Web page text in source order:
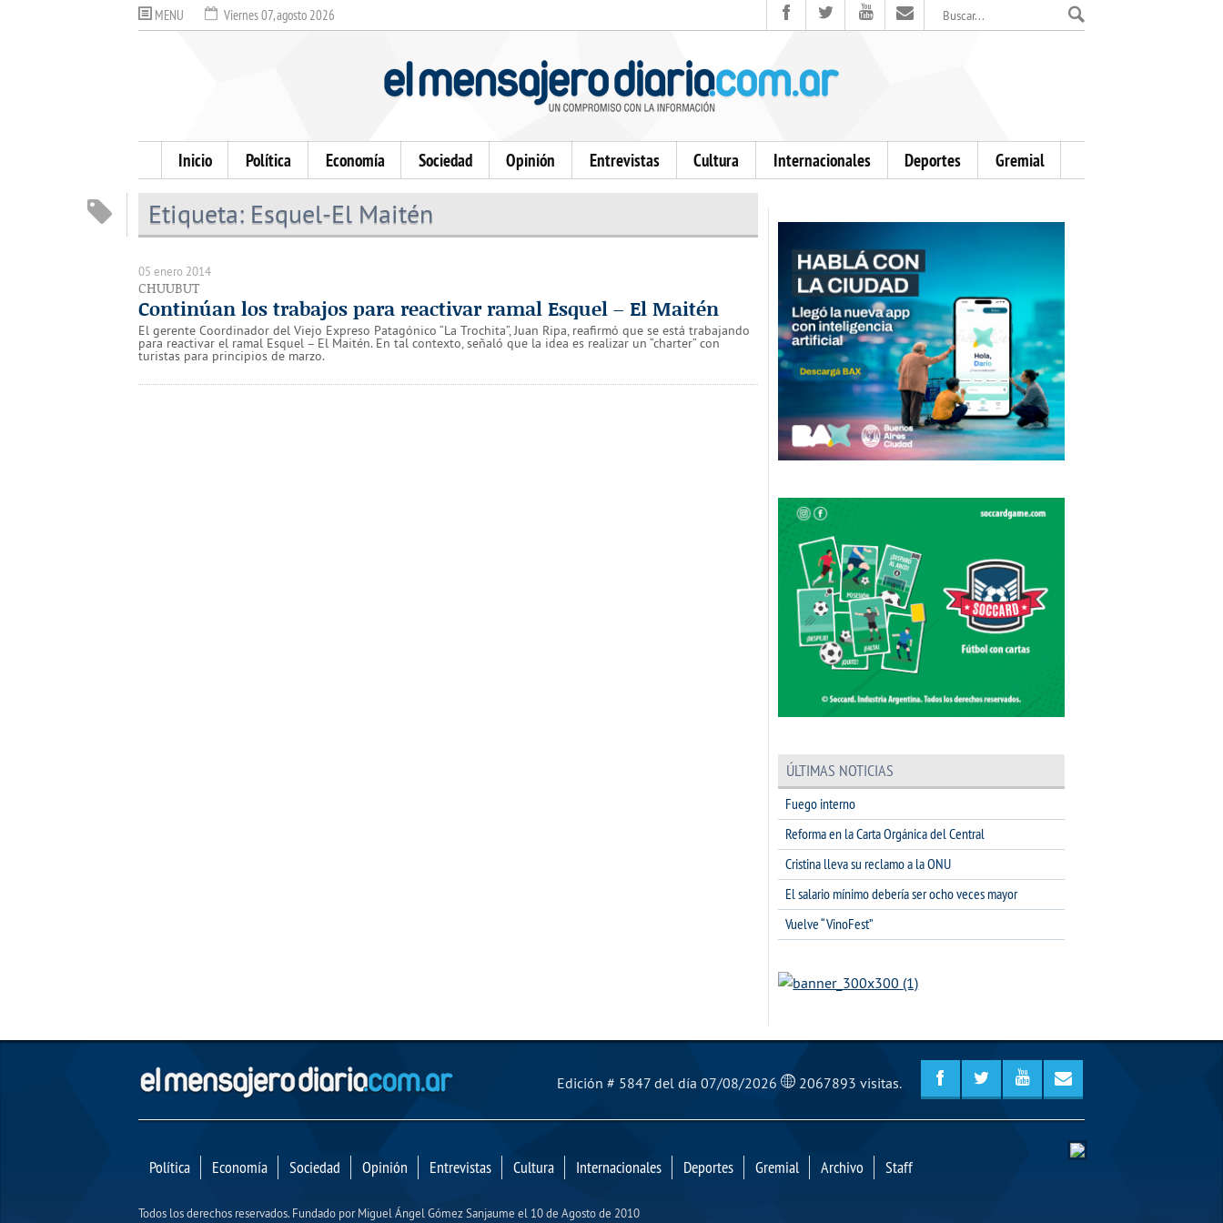
MENU Viernes 07, agosto 2026
Inicio Política Economía Sociedad Opinión Entrevistas Cultura Internacionales Deportes Gremial
Etiqueta: Esquel-El Maitén
05 enero 2014
CHUUBUT
Continúan los trabajos para reactivar ramal Esquel – El Maitén
El gerente Coordinador del Viejo Expreso Patagónico “La Trochita”, Juan Ripa, reafirmó que se está trabajando
para reactivar el ramal Esquel – El Maitén. En tal contexto, señaló que la idea es realizar un “charter” con
turistas para principios de marzo.
ÚLTIMAS NOTICIAS
Fuego interno
Reforma en la Carta Orgánica del Central
Cristina lleva su reclamo a la ONU
El salario mínimo debería ser ocho veces mayor
Vuelve “VinoFest”
El Mensajero Diario
Edición # 5847 del día 07/08/2026 2067893 visitas.
Política Economía Sociedad Opinión Entrevistas Cultura Internacionales Deportes Gremial Archivo Staff
Todos los derechos reservados. Fundado por Miguel Ángel Gómez Sanjaume el 10 de Agosto de 2010